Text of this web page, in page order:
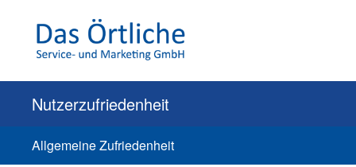
Nutzerzufriedenheit
Allgemeine Zufriedenheit